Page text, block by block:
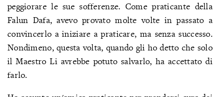
peggiorare le sue sofferenze. Come praticante della
Falun Dafa, avevo provato molte volte in passato a
convincerlo a iniziare a praticare, ma senza successo.
Nondimeno, questa volta, quando gli ho detto che solo
il Maestro Li avrebbe potuto salvarlo, ha accettato di
farlo.